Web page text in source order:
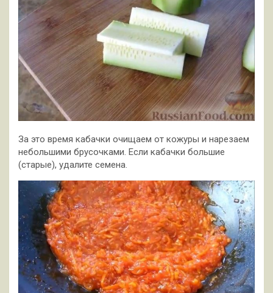
За это время кабачки очищаем от кожуры и нарезаем
небольшими брусочками. Если кабачки большие
(старые), удалите семена.